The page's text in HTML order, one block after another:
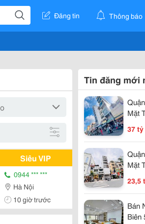
Đăng tin Thông báo
Siêu VIP
0944 *** ***
Hà Nội
10 giờ trước
Tin đăng mới
Mặt
Đẹp-
Tỷ/
37 tỷ
Mặt
23,5
Bán
Biên